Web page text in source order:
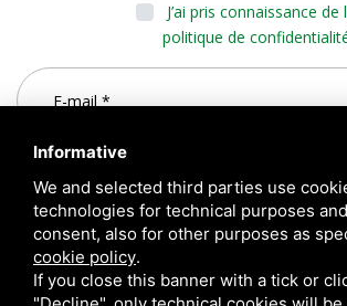
J’ai pris connaissance de
politique de
Informative
We and selected third parties use
technologies for technical purposes
consent, also for other purposes as
cookie policy.
If you close this banner with a tick or